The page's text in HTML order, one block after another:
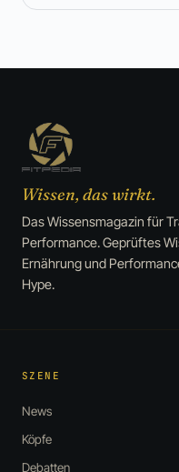
Wissen, das wirkt.
Das Wissensmagazin für
Performance. Geprüftes
Ernährung und
Hype.
SZENE
News
Köpfe
Debatten